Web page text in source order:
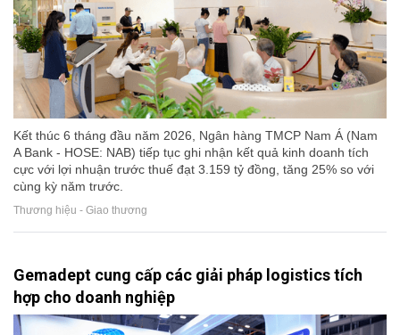
Kết thúc 6 tháng đầu năm 2026, Ngân hàng TMCP Nam Á (Nam
A Bank - HOSE: NAB) tiếp tục ghi nhận kết quả kinh doanh tích
cực với lợi nhuận trước thuế đạt 3.159 tỷ đồng, tăng 25% so với
cùng kỳ năm trước.
Thương hiệu - Giao thương
Gemadept cung cấp các giải pháp logistics tích
hợp cho doanh nghiệp